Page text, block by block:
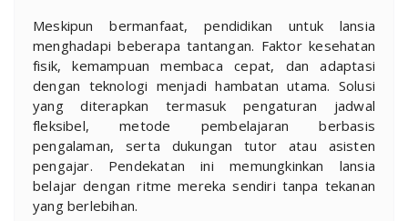
Meskipun bermanfaat, pendidikan untuk lansia
menghadapi beberapa tantangan. Faktor kesehatan
fisik, kemampuan membaca cepat, dan adaptasi
dengan teknologi menjadi hambatan utama. Solusi
yang diterapkan termasuk pengaturan jadwal
fleksibel, metode pembelajaran berbasis
pengalaman, serta dukungan tutor atau asisten
pengajar. Pendekatan ini memungkinkan lansia
belajar dengan ritme mereka sendiri tanpa tekanan
yang berlebihan.